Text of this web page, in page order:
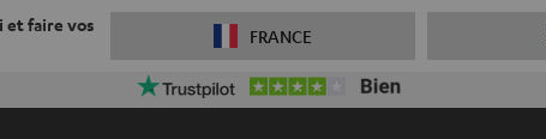
et faire vos
FRANCE
réduction sur la livraison VKF-72F 05